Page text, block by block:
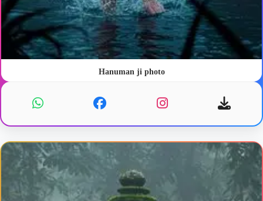
Hanuman ji photo